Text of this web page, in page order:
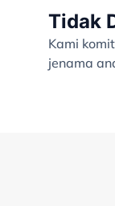
Tidak
Kami
jenama